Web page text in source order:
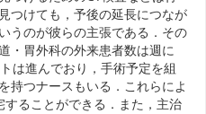
つけても，予後の延長につなが
うのが彼らの主張である．その
・胃外科の外来患者数は週に
は進んでおり，手術予定を組
持つナースもいる．これらによ
ることができる．また，主治